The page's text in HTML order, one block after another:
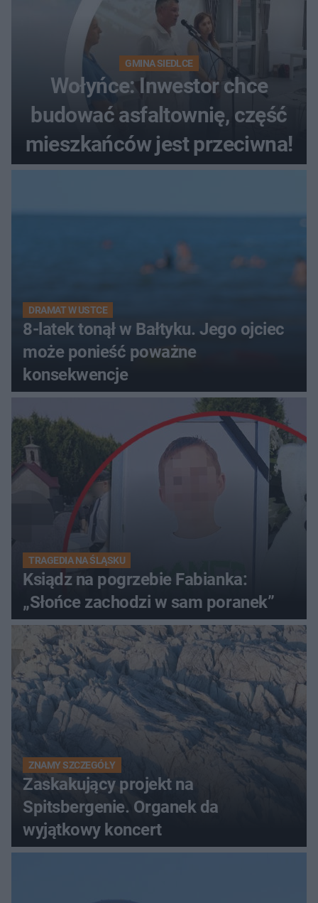
GMINA SIEDLCE
Wołyńce: Inwestor chce
budować asfaltownię, część
mieszkańców jest przeciwna!
DRAMAT W USTCE
8-latek tonął w Bałtyku. Jego ojciec
może ponieść poważne
konsekwencje
TRAGEDIA NA ŚLĄSKU
Ksiądz na pogrzebie Fabianka:
„Słońce zachodzi w sam poranek”
ZNAMY SZCZEGÓŁY
Zaskakujący projekt na
Spitsbergenie. Organek da
wyjątkowy koncert